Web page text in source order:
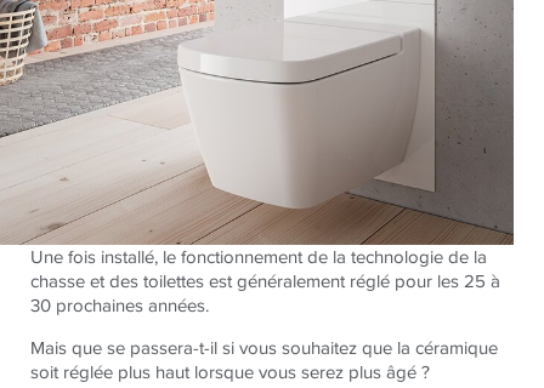
Une fois installé, le fonctionnement de la technologie de la
chasse et des toilettes est généralement réglé pour les 25 à
30 prochaines années.
Mais que se passera-t-il si vous souhaitez que la céramique
soit réglée plus haut lorsque vous serez plus âgé ?